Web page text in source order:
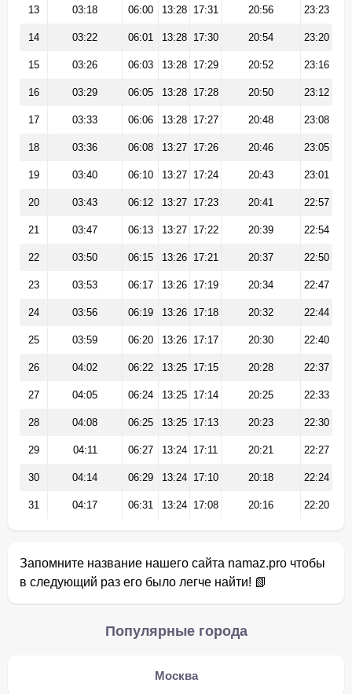
13 03:18 06:00 13:28 17:31 20:56 23:23
14 03:22 06:01 13:28 17:30 20:54 23:20
15 03:26 06:03 13:28 17:29 20:52 23:16
16 03:29 06:05 13:28 17:28 20:50 23:12
17 03:33 06:06 13:28 17:27 20:48 23:08
18 03:36 06:08 13:27 17:26 20:46 23:05
19 03:40 06:10 13:27 17:24 20:43 23:01
20 03:43 06:12 13:27 17:23 20:41 22:57
21 03:47 06:13 13:27 17:22 20:39 22:54
22 03:50 06:15 13:26 17:21 20:37 22:50
23 03:53 06:17 13:26 17:19 20:34 22:47
24 03:56 06:19 13:26 17:18 20:32 22:44
25 03:59 06:20 13:26 17:17 20:30 22:40
26 04:02 06:22 13:25 17:15 20:28 22:37
27 04:05 06:24 13:25 17:14 20:25 22:33
28 04:08 06:25 13:25 17:13 20:23 22:30
29 04:11 06:27 13:24 17:11 20:21 22:27
30 04:14 06:29 13:24 17:10 20:18 22:24
31 04:17 06:31 13:24 17:08 20:16 22:20
Запомните название нашего сайта namaz.pro чтобы
в следующий раз его было легче найти! 📗
Популярные города
Москва